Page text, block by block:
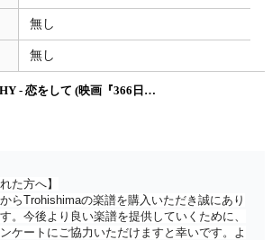
無し
無し
HY - 恋をして (映画『366日』主題歌) by Trohishima
た方へ】
らTrohishimaの楽譜を購入いただき誠にあり
。今後より良い楽譜を提供していくために、
ケートにご協力いただけますと幸いです。よ